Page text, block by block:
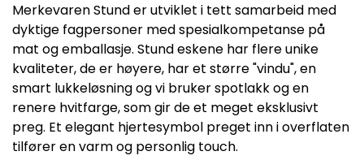
Merkevaren Stund er utviklet i tett samarbeid med
dyktige fagpersoner med spesialkompetanse på
mat og emballasje. Stund eskene har flere unike
kvaliteter, de er høyere, har et større "vindu", en
smart lukkeløsning og vi bruker spotlakk og en
renere hvitfarge, som gir de et meget eksklusivt
preg. Et elegant hjertesymbol preget inn i overflaten
tilfører en varm og personlig touch.